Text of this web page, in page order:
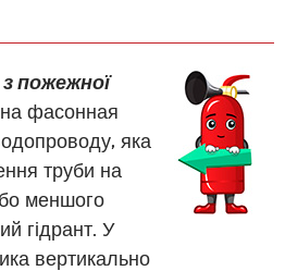
пожежної
фасонная
яка
труби на
меншого
гідрант. У
вертикально